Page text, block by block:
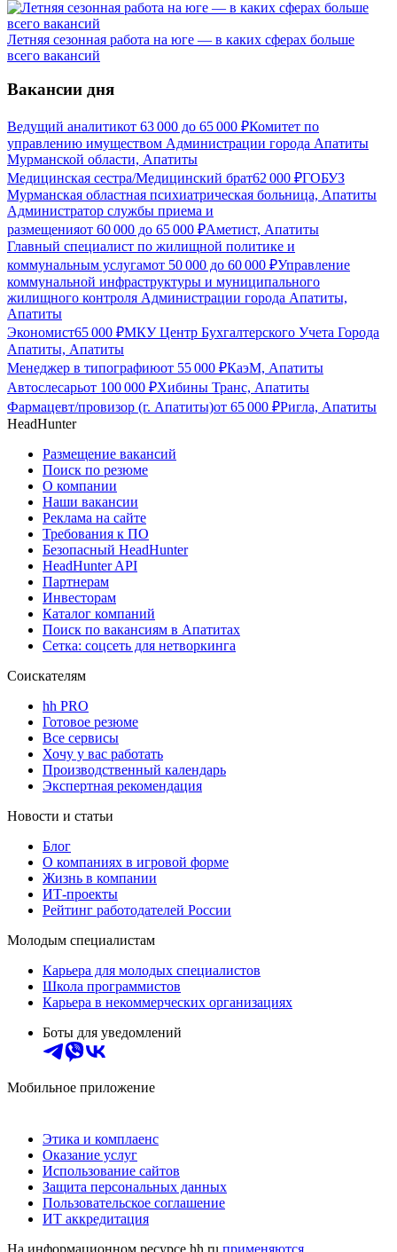
Летняя сезонная работа на юге — в каких сферах больше
всего вакансий
Вакансии дня
Ведущий аналитикот 63 000 до 65 000 ₽Комитет по
управлению имуществом Администрации города Апатиты
Мурманской области, Апатиты
Медицинская сестра/Медицинский брат62 000 ₽ГОБУЗ
Мурманская областная психиатрическая больница, Апатиты
Администратор службы приема и
размещенияот 60 000 до 65 000 ₽Аметист, Апатиты
Главный специалист по жилищной политике и
коммунальным услугамот 50 000 до 60 000 ₽Управление
коммунальной инфраструктуры и муниципального
жилищного контроля Администрации города Апатиты,
Апатиты
Экономист65 000 ₽МКУ Центр Бухгалтерского Учета Города
Апатиты, Апатиты
Менеджер в типографиюот 55 000 ₽КаэМ, Апатиты
Автослесарьот 100 000 ₽Хибины Транс, Апатиты
Фармацевт/провизор (г. Апатиты)от 65 000 ₽Ригла, Апатиты
HeadHunter
Размещение вакансий
Поиск по резюме
О компании
Наши вакансии
Реклама на сайте
Требования к ПО
Безопасный HeadHunter
HeadHunter API
Партнерам
Инвесторам
Каталог компаний
Поиск по вакансиям в Апатитах
Сетка: соцсеть для нетворкинга
Соискателям
hh PRO
Готовое резюме
Все сервисы
Хочу у вас работать
Производственный календарь
Экспертная рекомендация
Новости и статьи
Блог
О компаниях в игровой форме
Жизнь в компании
ИТ-проекты
Рейтинг работодателей России
Молодым специалистам
Карьера для молодых специалистов
Школа программистов
Карьера в некоммерческих организациях
Боты для уведомлений
Мобильное приложение
Этика и комплаенс
Оказание услуг
Использование сайтов
Защита персональных данных
Пользовательское соглашение
ИТ аккредитация